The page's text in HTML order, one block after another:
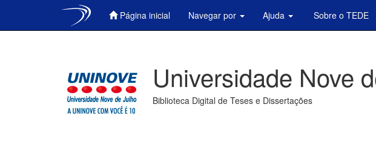
Página inicial Navegar por Ajuda Sobre o TEDE
Universidade Nove
Biblioteca Digital de Teses e Dissertações